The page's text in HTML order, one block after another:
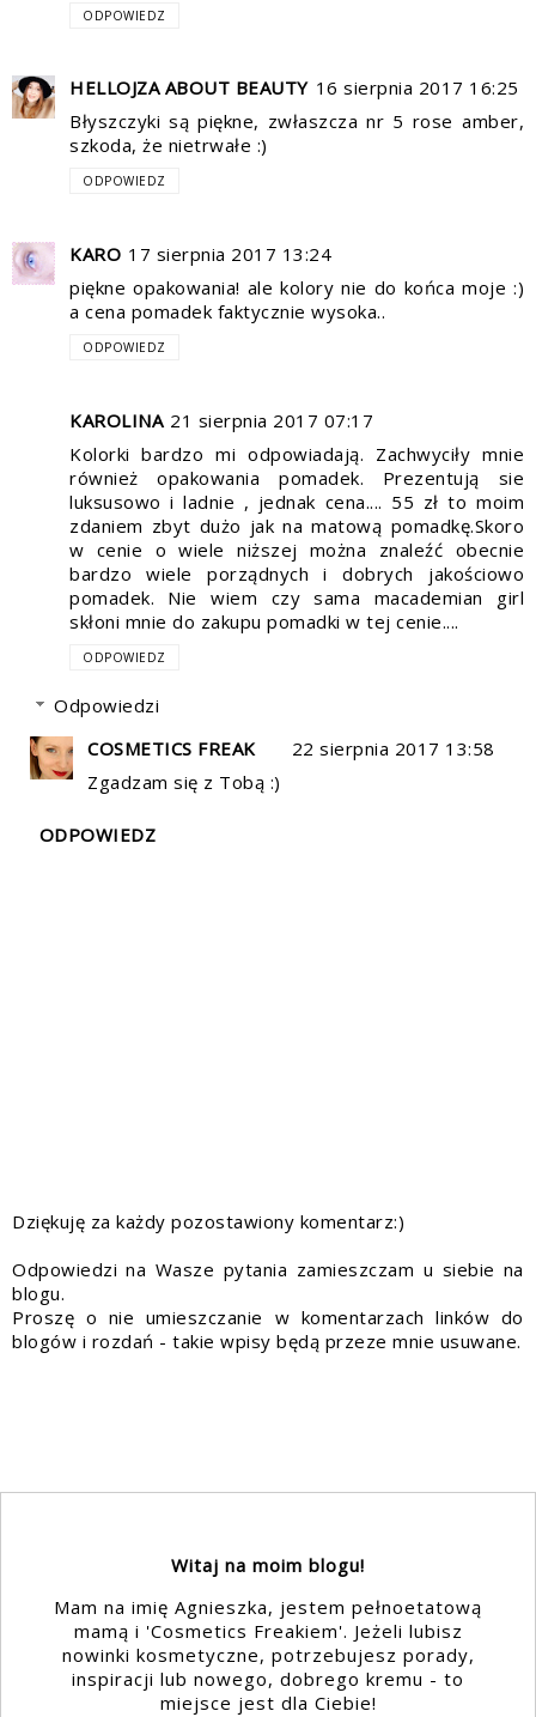
ODPOWIEDZ
HELLOJZA ABOUT BEAUTY 16 sierpnia 2017 16:25
Błyszczyki są piękne, zwłaszcza nr 5 rose amber,
szkoda, że nietrwałe :)
ODPOWIEDZ
KARO 17 sierpnia 2017 13:24
piękne opakowania! ale kolory nie do końca moje :)
a cena pomadek faktycznie wysoka..
ODPOWIEDZ
KAROLINA 21 sierpnia 2017 07:17
Kolorki bardzo mi odpowiadają. Zachwyciły mnie
również opakowania pomadek. Prezentują sie
luksusowo i ladnie , jednak cena.... 55 zł to moim
zdaniem zbyt dużo jak na matową pomadkę.Skoro
w cenie o wiele niższej można znaleźć obecnie
bardzo wiele porządnych i dobrych jakościowo
pomadek. Nie wiem czy sama macademian girl
skłoni mnie do zakupu pomadki w tej cenie....
ODPOWIEDZ
Odpowiedzi
COSMETICS FREAK
22 sierpnia 2017 13:58
Zgadzam się z Tobą :)
ODPOWIEDZ
Dziękuję za każdy pozostawiony komentarz:)
Odpowiedzi na Wasze pytania zamieszczam u siebie na
blogu.
Proszę o nie umieszczanie w komentarzach linków do
blogów i rozdań - takie wpisy będą przeze mnie usuwane.
Witaj na moim blogu!
Mam na imię Agnieszka, jestem pełnoetatową
mamą i 'Cosmetics Freakiem'. Jeżeli lubisz
nowinki kosmetyczne, potrzebujesz porady,
inspiracji lub nowego, dobrego kremu - to
miejsce jest dla Ciebie!